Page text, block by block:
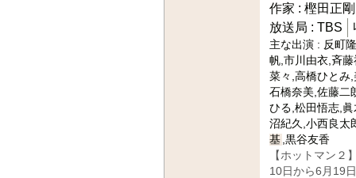
作家 : 樫田正剛
放送局 : TBS
主な出演 : 反町
帆,市川由衣,斉
菜々,高橋ひとみ
石橋奈美,佐藤二
ひる,松田悟志,
沼紀久,小西良太
基 ,黒谷友香
【ホットマン２
10日から6月19